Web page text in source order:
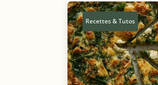
Recettes & Tutos